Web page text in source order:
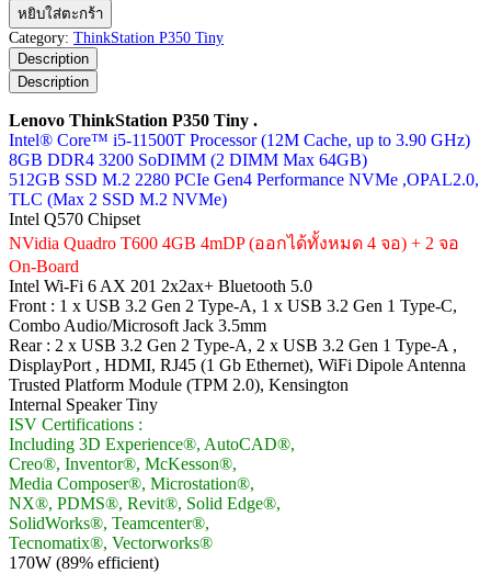
Lenovo
ThinkStation
P350
Tiny
ชิ้น
หยิบใส่ตะกร้า
Category: ThinkStation P350 Tiny
Description
Description
Lenovo ThinkStation P350 Tiny .
Intel® Core™ i5-11500T Processor (12M Cache, up to 3.90 GHz)
8GB DDR4 3200 SoDIMM (2 DIMM Max 64GB)
512GB SSD M.2 2280 PCIe Gen4 Performance NVMe ,OPAL2.0,
TLC (Max 2 SSD M.2 NVMe)
Intel Q570 Chipset
NVidia Quadro T600 4GB 4mDP (ออกได้ทั้งหมด 4 จอ) + 2 จอ
On-Board
Intel Wi-Fi 6 AX 201 2x2ax+ Bluetooth 5.0
Front : 1 x USB 3.2 Gen 2 Type-A, 1 x USB 3.2 Gen 1 Type-C,
Combo Audio/Microsoft Jack 3.5mm
Rear : 2 x USB 3.2 Gen 2 Type-A, 2 x USB 3.2 Gen 1 Type-A ,
DisplayPort , HDMI, RJ45 (1 Gb Ethernet), WiFi Dipole Antenna
Trusted Platform Module (TPM 2.0), Kensington
Internal Speaker Tiny
ISV Certifications :
Including 3D Experience®, AutoCAD®,
Creo®, Inventor®, McKesson®,
Media Composer®, Microstation®,
NX®, PDMS®, Revit®, Solid Edge®,
SolidWorks®, Teamcenter®,
Tecnomatix®, Vectorworks®
170W (89% efficient)